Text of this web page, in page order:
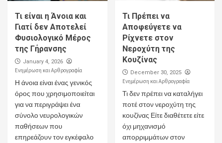
Τι είναι η Άνοια και
Γιατί δεν Αποτελεί
Φυσιολογικό Μέρος
της Γήρανσης
January 4, 2026
Ενημέρωση και Αρθρογραφία
Η άνοια είναι ένας γενικός
όρος που χρησιμοποιείται
για να περιγράψει ένα
σύνολο νευρολογικών
παθήσεων που
επηρεάζουν τον εγκέφαλο
Τι Πρέπει να
Αποφεύγετε να
Ρίχνετε στον
Νεροχύτη της
Κουζίνας
December 30, 2025
Ενημέρωση και Αρθρογραφία
Τι δεν πρέπει να καταλήγει
ποτέ στον νεροχύτη της
κουζίνας Είτε διαθέτετε είτε
όχι μηχανισμό
απορριμμάτων στον